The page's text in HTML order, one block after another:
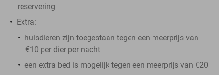
reservering
Extra:
huisdieren zijn toegestaan tegen een meerprijs van
€10 per dier per nacht
een extra bed is mogelijk tegen een meerprijs van €20